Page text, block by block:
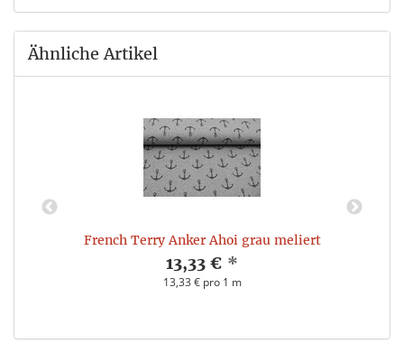
Ähnliche Artikel
French Terry Anker Ahoi grau meliert
13,33 € *
13,33 € pro 1 m